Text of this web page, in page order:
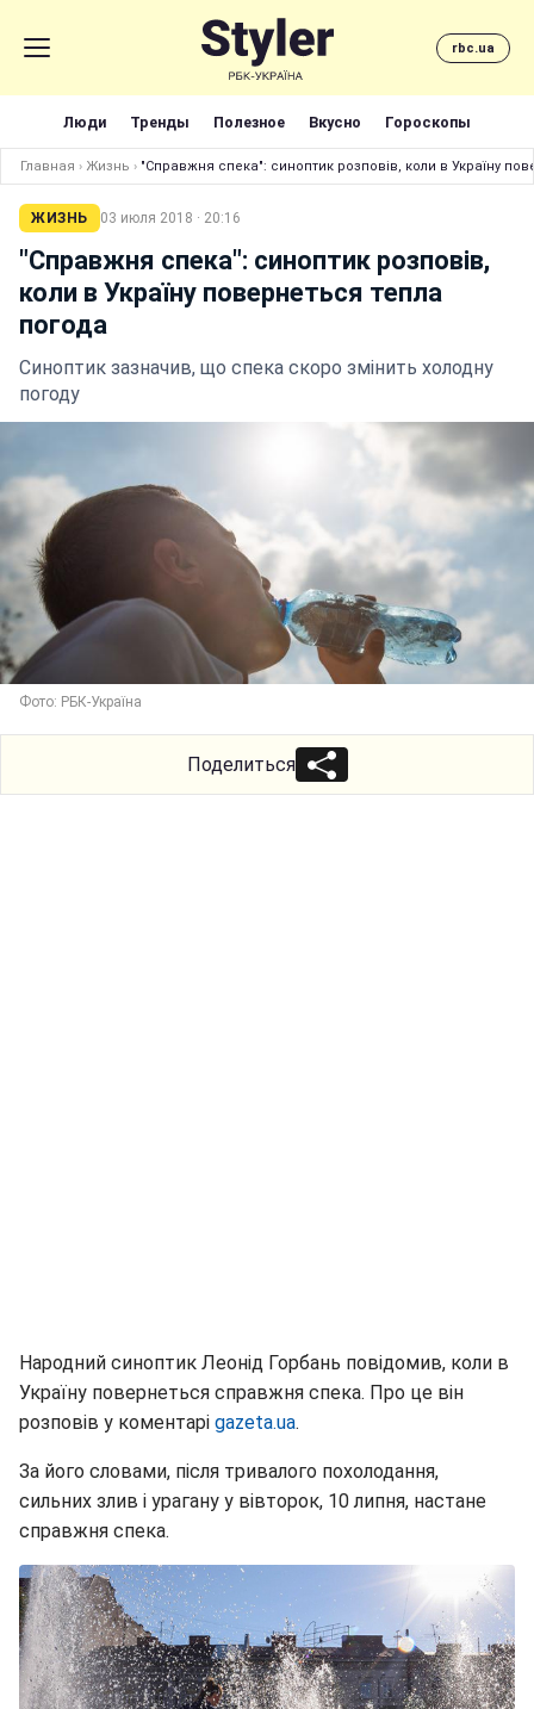
rbc.ua
Люди Тренды Полезное Вкусно Гороскопы
Главная › Жизнь › "Справжня спека": синоптик розповів, коли в Україну
ЖИЗНЬ 03 июля 2018 · 20:16
"Справжня спека": синоптик розповів,
коли в Україну повернеться тепла
погода
Синоптик зазначив, що спека скоро змінить холодну
погоду
Фото: РБК-Україна
Поделиться
Народний синоптик Леонід Горбань повідомив, коли в
Україну повернеться справжня спека. Про це він
розповів у коментарі gazeta.ua.
За його словами, після тривалого похолодання,
сильних злив і урагану у вівторок, 10 липня, настане
справжня спека.